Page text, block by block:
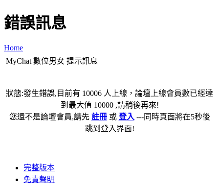
錯誤訊息
Home
MyChat 數位男女 提示訊息
狀態:發生錯誤,目前有 10006 人上線，論壇上線會員數已經達
到最大值 10000 ,請稍後再來!
您還不是論壇會員,請先 註冊或 登入 ---同時頁面將在5秒後
跳到登入界面!
完整版本
免責聲明